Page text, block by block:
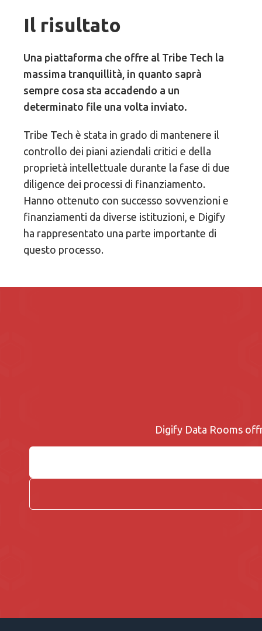
Il risultato
Una piattaforma che offre al Tribe Tech la
massima tranquillità, in quanto saprà
sempre cosa sta accadendo a un
determinato file una volta inviato.
Tribe Tech è stata in grado di mantenere il
controllo dei piani aziendali critici e della
proprietà intellettuale durante la fase di due
diligence dei processi di finanziamento.
Hanno ottenuto con successo sovvenzioni e
finanziamenti da diverse istituzioni, e Digify
ha rappresentato una parte importante di
questo processo.
Digify Data Rooms